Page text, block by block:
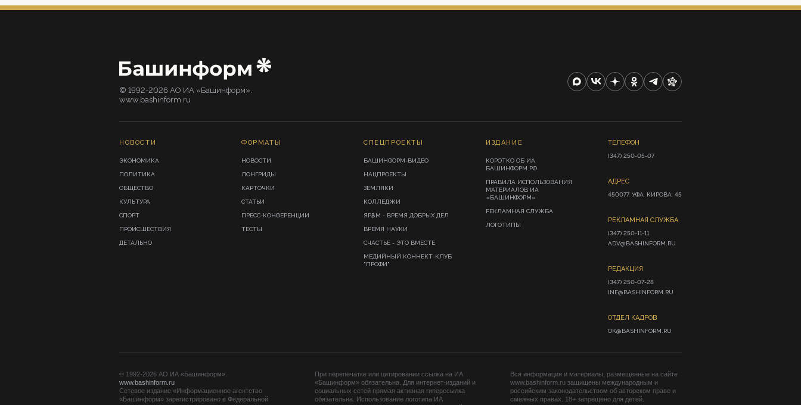
© 1992-2026 АО ИА «Башинформ».
www.bashinform.ru
НОВОСТИ
ЭКОНОМИКА
ПОЛИТИКА
ОБЩЕСТВО
КУЛЬТУРА
СПОРТ
ПРОИСШЕСТВИЯ
ДЕТАЛЬНО
ФОРМАТЫ
НОВОСТИ
ЛОНГРИДЫ
КАРТОЧКИ
СТАТЬИ
ПРЕСС-КОНФЕРЕНЦИИ
ТЕСТЫ
СПЕЦПРОЕКТЫ
БАШИНФОРМ-ВИДЕО
НАЦПРОЕКТЫ
ЗЕМЛЯКИ
КОЛЛЕДЖИ
ЯРҘАМ - ВРЕМЯ ДОБРЫХ ДЕЛ
ВРЕМЯ НАУКИ
СЧАСТЬЕ - ЭТО ВМЕСТЕ
МЕДИЙНЫЙ КОННЕКТ-КЛУБ
"ПРОФИ"
ИЗДАНИЕ
КОРОТКО ОБ ИА
БАШИНФОРМ.РФ
ПРАВИЛА ИСПОЛЬЗОВАНИЯ
МАТЕРИАЛОВ ИА
«БАШИНФОРМ»
РЕКЛАМНАЯ СЛУЖБА
ЛОГОТИПЫ
ТЕЛЕФОН
(347) 250-05-07
АДРЕС
450077, УФА, КИРОВА, 45
РЕКЛАМНАЯ СЛУЖБА
(347) 250-11-11
ADV@BASHINFORM.RU
РЕДАКЦИЯ
(347) 250-07-28
INF@BASHINFORM.RU
ОТДЕЛ КАДРОВ
OK@BASHINFORM.RU
© 1992-2026 АО ИА «Башинформ».
www.bashinform.ru
Сетевое издание «Информационное агентство
«Башинформ» зарегистрировано в Федеральной
При перепечатке или цитировании ссылка на ИА
«Башинформ» обязательна. Для интернет-изданий и
социальных сетей прямая активная гиперссылка
обязательна. Использование логотипа ИА
Вся информация и материалы, размещенные на сайте
www.bashinform.ru защищены международным и
российским законодательством об авторском праве и
смежных правах. 18+ запрещено для детей.